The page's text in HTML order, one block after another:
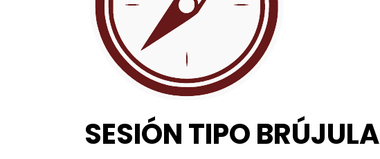
SESIÓN TIPO BRÚJULA